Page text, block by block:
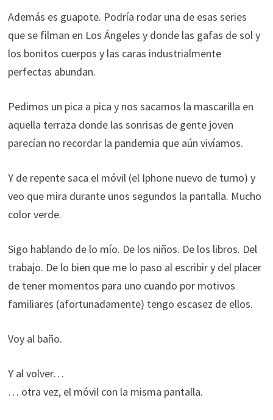
Además es guapote. Podría rodar una de esas series
que se filman en Los Ángeles y donde las gafas de sol y
los bonitos cuerpos y las caras industrialmente
perfectas abundan.
Pedimos un pica a pica y nos sacamos la mascarilla en
aquella terraza donde las sonrisas de gente joven
parecían no recordar la pandemia que aún vivíamos.
Y de repente saca el móvil (el Iphone nuevo de turno) y
veo que mira durante unos segundos la pantalla. Mucho
color verde.
Sigo hablando de lo mío. De los niños. De los libros. Del
trabajo. De lo bien que me lo paso al escribir y del placer
de tener momentos para uno cuando por motivos
familiares (afortunadamente) tengo escasez de ellos.
Voy al baño.
Y al volver…
… otra vez, el móvil con la misma pantalla.